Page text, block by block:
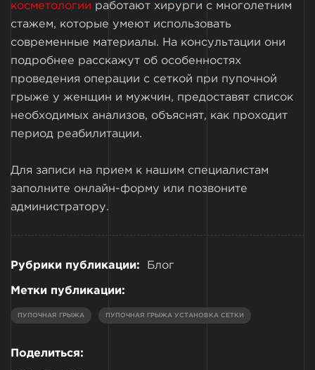
косметологии работают хирурги с многолетним
стажем, которые умеют использовать
современные материалы. На консультации они
подробнее расскажут об особенностях
проведения операции с сеткой при пупочной
грыже у женщин и мужчин, предоставят список
необходимых анализов, объяснят, как проходит
период реабилитации.
Для записи на прием к нашим специалистам
заполните онлайн-форму или позвоните
администратору.
Рубрики публикации: Блог
Метки публикации:
ПУПОЧНАЯ ГРЫЖА ПУПОЧНАЯ ГРЫЖА УСТАНОВКА СЕТКИ
Поделиться: